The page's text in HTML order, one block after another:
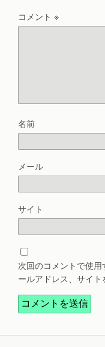
コメント ※
名前
メール
サイト
次回のコメントで使
ールアドレス、サイト